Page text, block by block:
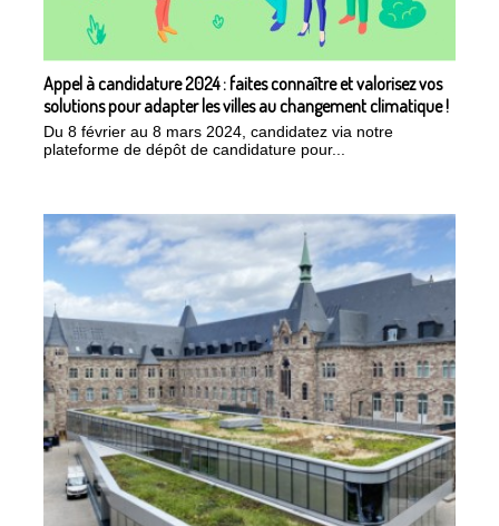
Appel à candidature 2024 : faites connaître et valorisez vos
solutions pour adapter les villes au changement climatique !
Du 8 février au 8 mars 2024, candidatez via notre
plateforme de dépôt de candidature pour...